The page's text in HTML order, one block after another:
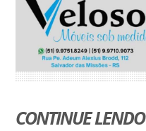
CONTINUE LENDO